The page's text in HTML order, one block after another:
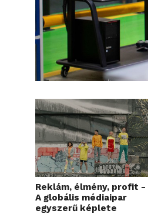
Reklám, élmény, profit -
A globális médiaipar
egyszerű képlete